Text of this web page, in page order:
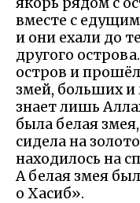
вместе с
и они ехали до
другого
остров и
змей, больших и
знает лишь
была белая
сидела на
находилось на
А белая змея
о Хасиб».